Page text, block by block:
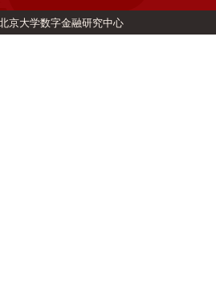
京大学数字金融研究中心